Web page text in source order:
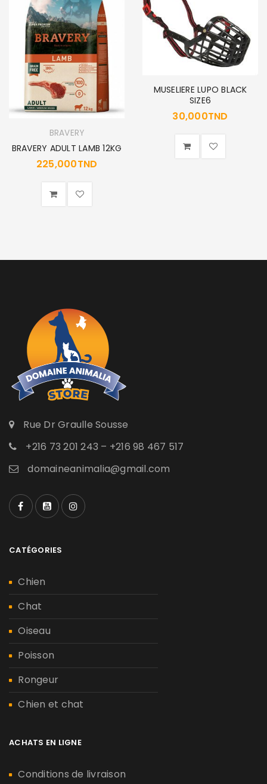
BRAVERY
BRAVERY ADULT LAMB 12KG
225,000TND
MUSELIERE LUPO BLACK
SIZE6
30,000TND
Rue Dr Graulle Sousse
+216 73 201 243 – +216 98 467 517
domaineanimalia@gmail.com
CATÉGORIES
Chien
Chat
Oiseau
Poisson
Rongeur
Chien et chat
ACHATS EN LIGNE
Conditions de livraison